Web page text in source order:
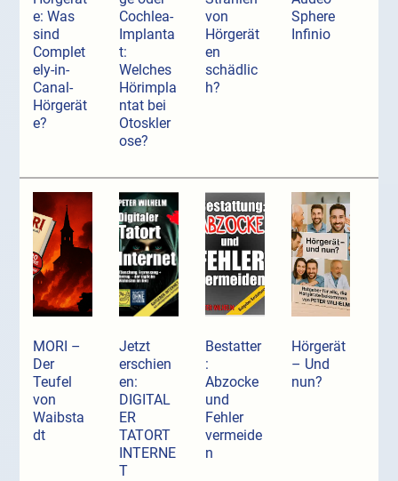
e: Was
sind
Complet
ely-in-
Canal-
Hörgerät
e?
Cochlea-
Implanta
t:
Welches
Hörimpla
ntat bei
Otoskler
ose?
von
Hörgerät
en
schädlic
h?
Sphere
Infinio
MORI –
Der
Teufel
von
Waibsta
dt
Jetzt
erschien
en:
DIGITAL
ER
TATORT
INTERNE
T
Bestatter
:
Abzocke
und
Fehler
vermeide
n
Hörgerät
– Und
nun?